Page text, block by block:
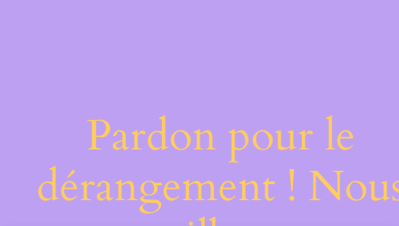
Pardon pour le
dérangement !